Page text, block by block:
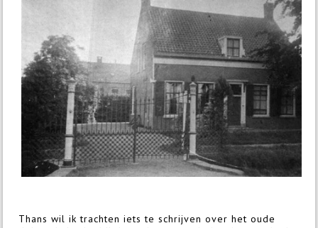
Thans wil ik trachten iets te schrijven over het oude